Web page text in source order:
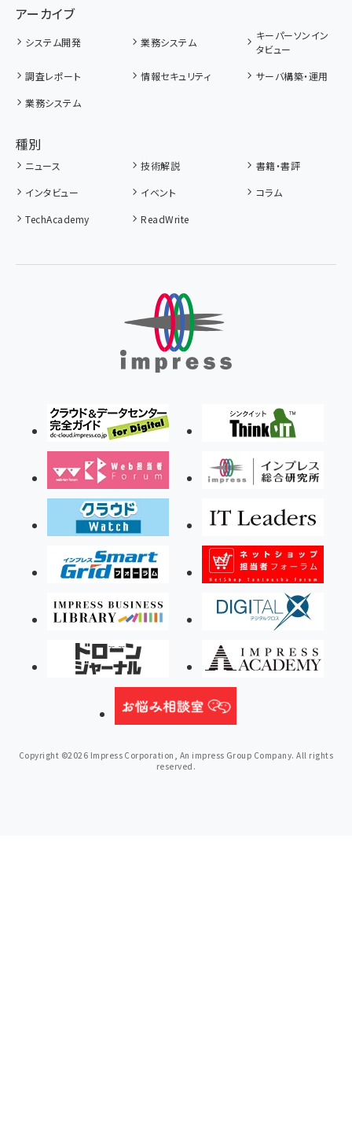
アーカイブ
システム開発 業務システム
キーパーソンイン
タビュー
調査レポート
情報セキュリティ
サーバ構築・運用
業務システム
種別
ニュース 技術解説
書籍・書評
インタビュー
イベント
コラム
TechAcademy
ReadWrite
Copyright ©2026 Impress Corporation, An impress Group Company. All rights
reserved.